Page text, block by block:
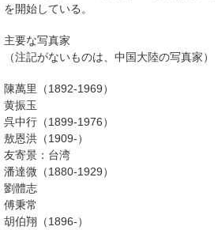
を開始している。
主要な写真家
（注記がないものは、中国大陸の写真家）
陳萬里（1892-1969）
黄振玉
呉中行（1899-1976）
敖恩洪（1909-）
友寄景：台湾
潘達微（1880-1929）
劉體志
傅秉常
胡伯翔（1896-）